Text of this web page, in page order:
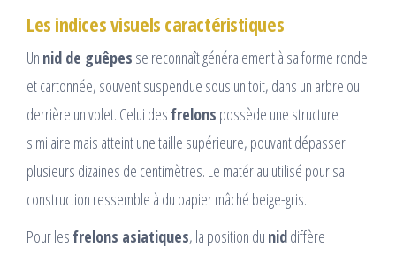
Les indices visuels caractéristiques
Un nid de guêpes se reconnaît généralement à sa forme ronde
et cartonnée, souvent suspendue sous un toit, dans un arbre ou
derrière un volet. Celui des frelons possède une structure
similaire mais atteint une taille supérieure, pouvant dépasser
plusieurs dizaines de centimètres. Le matériau utilisé pour sa
construction ressemble à du papier mâché beige-gris.
Pour les frelons asiatiques, la position du niddiffère